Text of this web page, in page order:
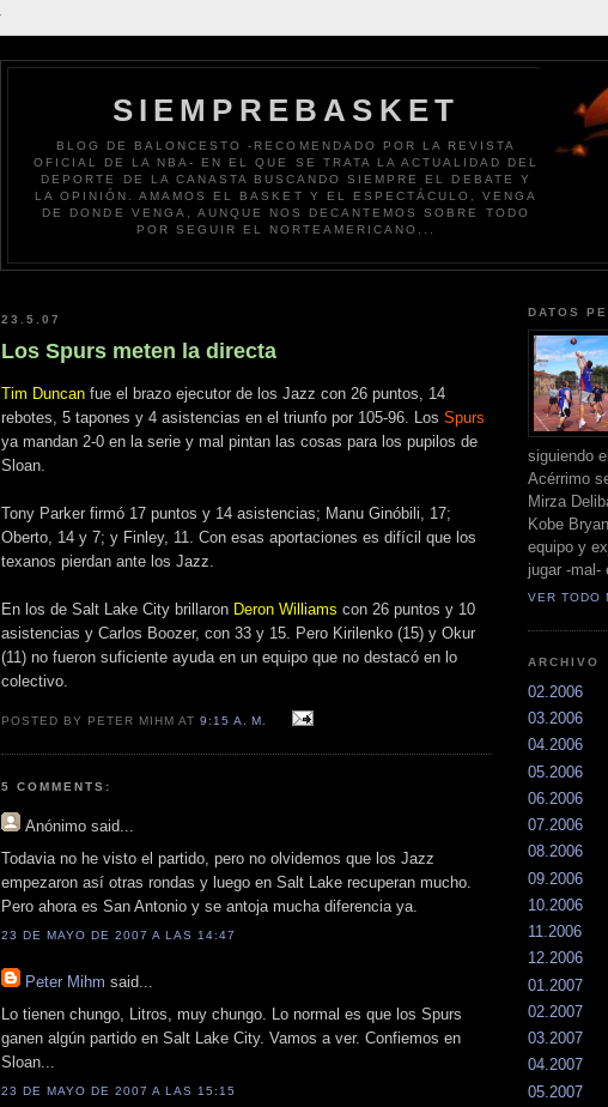
SIEMPREBASKET
BLOG DE BALONCESTO -RECOMENDADO POR LA REVISTA
OFICIAL DE LA NBA- EN EL QUE SE TRATA LA ACTUALIDAD DEL
DEPORTE DE LA CANASTA BUSCANDO SIEMPRE EL DEBATE Y
LA OPINIÓN. AMAMOS EL BASKET Y EL ESPECTÁCULO, VENGA
DE DONDE VENGA, AUNQUE NOS DECANTEMOS SOBRE TODO
POR SEGUIR EL NORTEAMERICANO...
23.5.07
Los Spurs meten la directa
Tim Duncan fue el brazo ejecutor de los Jazz con 26 puntos, 14
rebotes, 5 tapones y 4 asistencias en el triunfo por 105-96. Los Spurs
ya mandan 2-0 en la serie y mal pintan las cosas para los pupilos de
Sloan.
Tony Parker firmó 17 puntos y 14 asistencias; Manu Ginóbili, 17;
Oberto, 14 y 7; y Finley, 11. Con esas aportaciones es difícil que los
texanos pierdan ante los Jazz.
En los de Salt Lake City brillaron Deron Williams con 26 puntos y 10
asistencias y Carlos Boozer, con 33 y 15. Pero Kirilenko (15) y Okur
(11) no fueron suficiente ayuda en un equipo que no destacó en lo
colectivo.
POSTED BY PETER MIHM AT9:15 A. M.
5 COMMENTS:
Anónimo said...
Todavia no he visto el partido, pero no olvidemos que los Jazz
empezaron así otras rondas y luego en Salt Lake recuperan mucho.
Pero ahora es San Antonio y se antoja mucha diferencia ya.
23 DE MAYO DE 2007 A LAS 14:47
Peter Mihm said...
Lo tienen chungo, Litros, muy chungo. Lo normal es que los Spurs
ganen algún partido en Salt Lake City. Vamos a ver. Confiemos en
Sloan...
23 DE MAYO DE 2007 A LAS 15:15
DATOS
siguiendo
Acérrimo
Mirza
Kobe
equipo y
jugar -mal-
VER TODO
ARCHIVO
02.2006
03.2006
04.2006
05.2006
06.2006
07.2006
08.2006
09.2006
10.2006
11.2006
12.2006
01.2007
02.2007
03.2007
04.2007
05.2007